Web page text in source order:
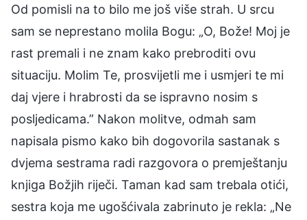
Od pomisli na to bilo me još više strah. U srcu
sam se neprestano molila Bogu: „O, Bože! Moj je
rast premali i ne znam kako prebroditi ovu
situaciju. Molim Te, prosvijetli me i usmjeri te mi
daj vjere i hrabrosti da se ispravno nosim s
posljedicama.” Nakon molitve, odmah sam
napisala pismo kako bih dogovorila sastanak s
dvjema sestrama radi razgovora o premještanju
knjiga Božjih riječi. Taman kad sam trebala otići,
sestra koja me ugošćivala zabrinuto je rekla: „Ne